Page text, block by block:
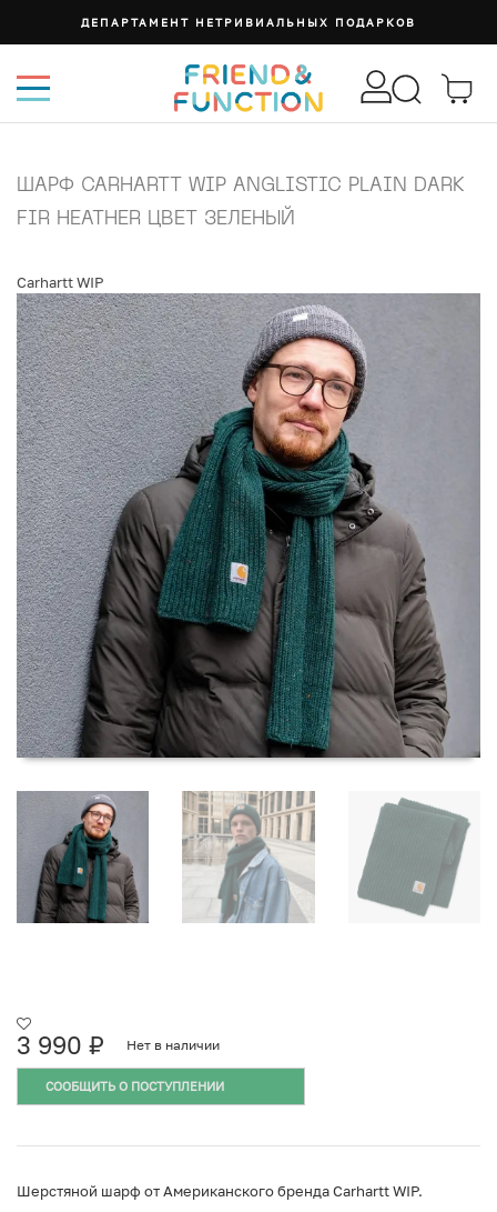
ДЕПАРТАМЕНТ НЕТРИВИАЛЬНЫХ ПОДАРКОВ
ШАРФ CARHARTT WIP ANGLISTIC PLAIN DARK
FIR HEATHER ЦВЕТ ЗЕЛЕНЫЙ
Carhartt WIP
3 990 ₽ Нет в наличии
СООБЩИТЬ О ПОСТУПЛЕНИИ
Шерстяной шарф от Американского бренда Carhartt WIP.